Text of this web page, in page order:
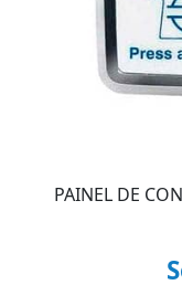
PAINEL DE